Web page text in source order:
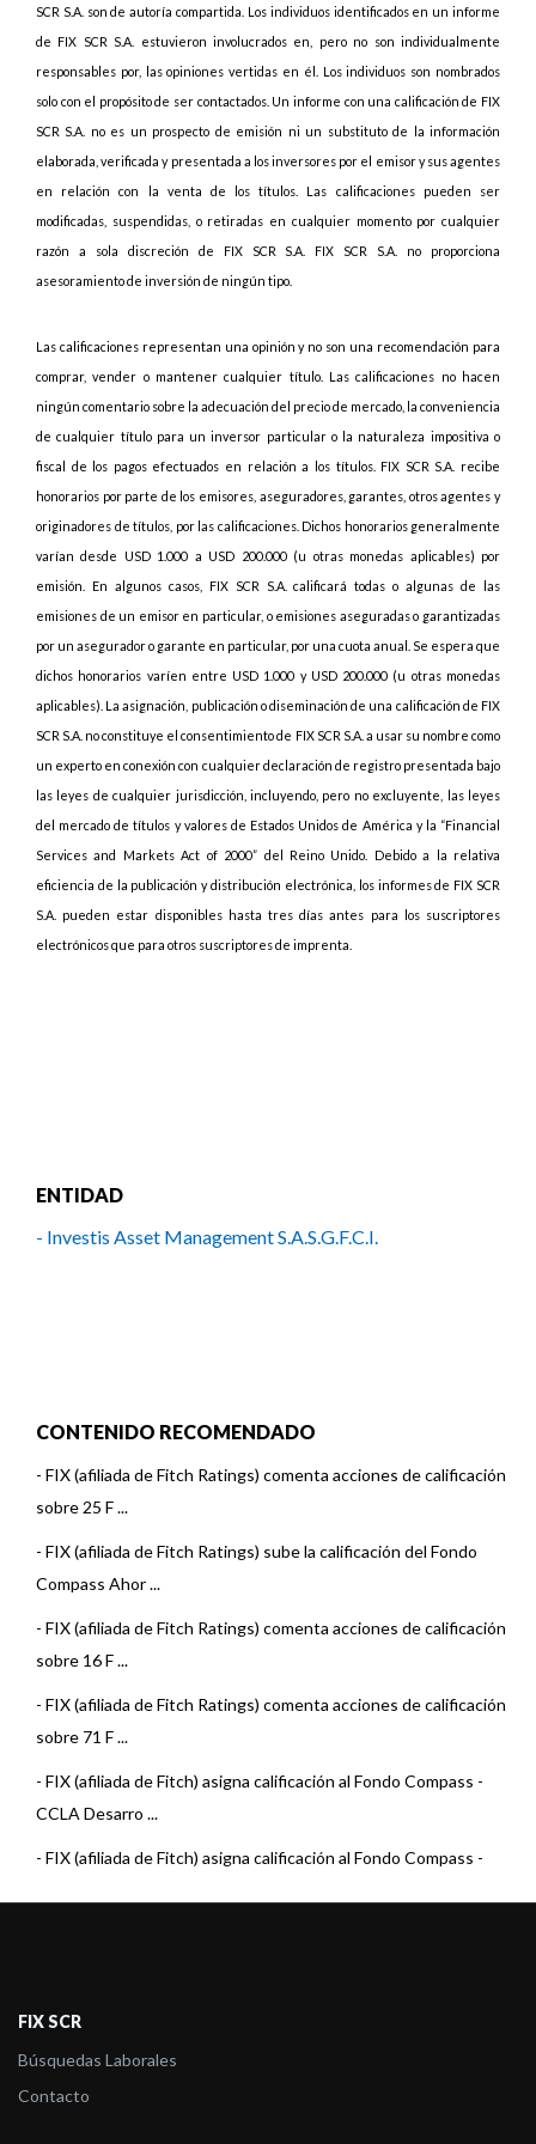
SCR S.A. son de autoría compartida. Los individuos identificados en un informe
de FIX SCR S.A. estuvieron involucrados en, pero no son individualmente
responsables por, las opiniones vertidas en él. Los individuos son nombrados
solo con el propósito de ser contactados. Un informe con una calificación de FIX
SCR S.A. no es un prospecto de emisión ni un substituto de la información
elaborada, verificada y presentada a los inversores por el emisor y sus agentes
en relación con la venta de los títulos. Las calificaciones pueden ser
modificadas, suspendidas, o retiradas en cualquier momento por cualquier
razón a sola discreción de FIX SCR S.A. FIX SCR S.A. no proporciona
asesoramiento de inversión de ningún tipo.
Las calificaciones representan una opinión y no son una recomendación para
comprar, vender o mantener cualquier título. Las calificaciones no hacen
ningún comentario sobre la adecuación del precio de mercado, la conveniencia
de cualquier título para un inversor particular o la naturaleza impositiva o
fiscal de los pagos efectuados en relación a los títulos. FIX SCR S.A. recibe
honorarios por parte de los emisores, aseguradores, garantes, otros agentes y
originadores de títulos, por las calificaciones. Dichos honorarios generalmente
varían desde USD 1.000 a USD 200.000 (u otras monedas aplicables) por
emisión. En algunos casos, FIX SCR S.A. calificará todas o algunas de las
emisiones de un emisor en particular, o emisiones aseguradas o garantizadas
por un asegurador o garante en particular, por una cuota anual. Se espera que
dichos honorarios varíen entre USD 1.000 y USD 200.000 (u otras monedas
aplicables). La asignación, publicación o diseminación de una calificación de FIX
SCR S.A. no constituye el consentimiento de FIX SCR S.A. a usar su nombre como
un experto en conexión con cualquier declaración de registro presentada bajo
las leyes de cualquier jurisdicción, incluyendo, pero no excluyente, las leyes
del mercado de títulos y valores de Estados Unidos de América y la “Financial
Services and Markets Act of 2000” del Reino Unido. Debido a la relativa
eficiencia de la publicación y distribución electrónica, los informes de FIX SCR
S.A. pueden estar disponibles hasta tres días antes para los suscriptores
electrónicos que para otros suscriptores de imprenta.
ENTIDAD
- Investis Asset Management S.A.S.G.F.C.I.
CONTENIDO RECOMENDADO
- FIX (afiliada de Fitch Ratings) comenta acciones de calificación
sobre 25 F ...
- FIX (afiliada de Fitch Ratings) sube la calificación del Fondo
Compass Ahor ...
- FIX (afiliada de Fitch Ratings) comenta acciones de calificación
sobre 16 F ...
- FIX (afiliada de Fitch Ratings) comenta acciones de calificación
sobre 71 F ...
- FIX (afiliada de Fitch) asigna calificación al Fondo Compass -
CCLA Desarro ...
- FIX (afiliada de Fitch) asigna calificación al Fondo Compass -
- FIX (afiliada de Fitch Ratings) comenta acciones de calificación
FIX (afiliada de Fitch Ratings) comenta acciones de calificación
FIX SCR
Búsquedas Laborales
Contacto